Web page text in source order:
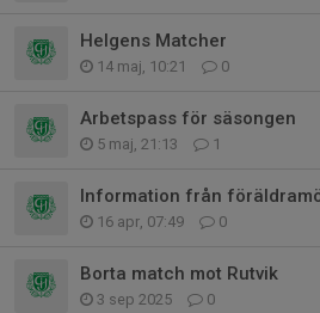
Helgens Matcher
14 maj, 10:21 0
Arbetspass för säsongen
5 maj, 21:13 1
Information från
16 apr, 07:49 0
Borta match mot Rutvik
3 sep 2025 0